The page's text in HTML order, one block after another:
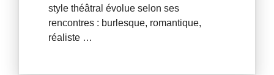
style théâtral évolue selon ses
rencontres : burlesque, romantique,
réaliste …